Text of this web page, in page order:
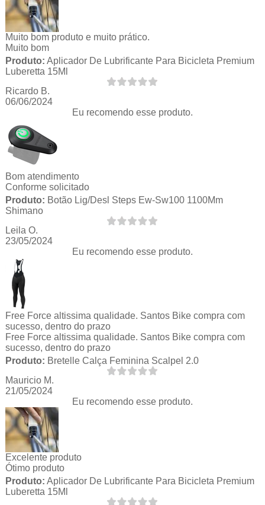
Muito bom produto e muito prático.
Muito bom
Produto: Aplicador De Lubrificante Para Bicicleta Premium
Luberetta 15Ml
Ricardo B.
06/06/2024
Eu recomendo esse produto.
Bom atendimento
Conforme solicitado
Produto: Botão Lig/Desl Steps Ew-Sw100 1100Mm
Shimano
Leila O.
23/05/2024
Eu recomendo esse produto.
Free Force altissima qualidade. Santos Bike compra com
sucesso, dentro do prazo
Free Force altissima qualidade. Santos Bike compra com
sucesso, dentro do prazo
Produto: Bretelle Calça Feminina Scalpel 2.0
Mauricio M.
21/05/2024
Eu recomendo esse produto.
Excelente produto
Ótimo produto
Produto: Aplicador De Lubrificante Para Bicicleta Premium
Luberetta 15Ml